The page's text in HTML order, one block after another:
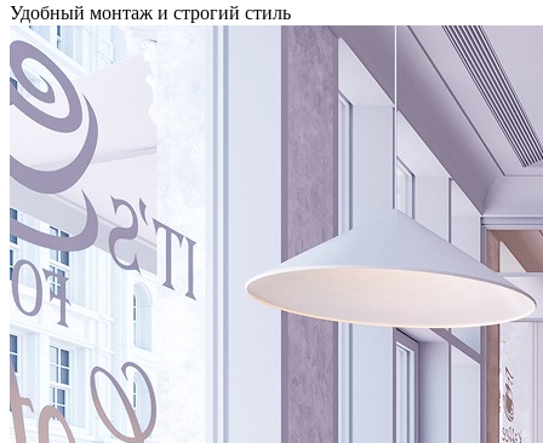
Удобный монтаж и строгий стиль